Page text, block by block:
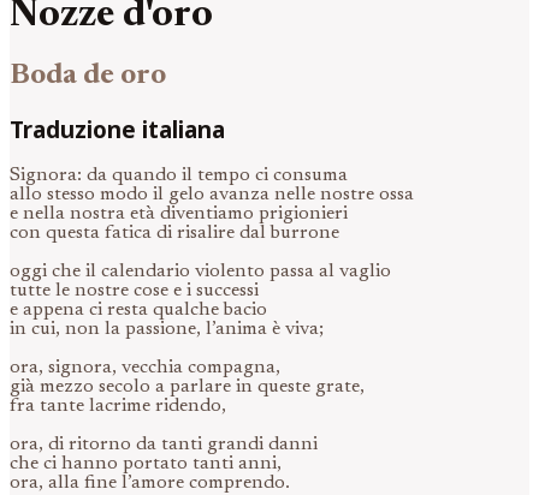
Nozze d'oro
Boda de oro
Traduzione italiana
Signora: da quando il tempo ci consuma
allo stesso modo il gelo avanza nelle nostre ossa
e nella nostra età diventiamo prigionieri
con questa fatica di risalire dal burrone
oggi che il calendario violento passa al vaglio
tutte le nostre cose e i successi
e appena ci resta qualche bacio
in cui, non la passione, l’anima è viva;
ora, signora, vecchia compagna,
già mezzo secolo a parlare in queste grate,
fra tante lacrime ridendo,
ora, di ritorno da tanti grandi danni
che ci hanno portato tanti anni,
ora, alla fine l’amore comprendo.